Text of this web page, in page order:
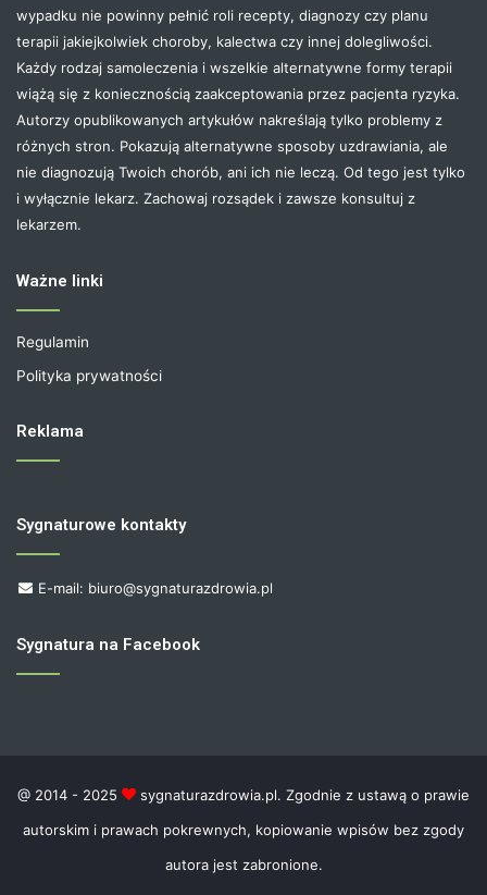
wypadku nie powinny pełnić roli recepty, diagnozy czy planu
terapii jakiejkolwiek choroby, kalectwa czy innej dolegliwości.
Każdy rodzaj samoleczenia i wszelkie alternatywne formy terapii
wiążą się z koniecznością zaakceptowania przez pacjenta ryzyka.
Autorzy opublikowanych artykułów nakreślają tylko problemy z
różnych stron. Pokazują alternatywne sposoby uzdrawiania, ale
nie diagnozują Twoich chorób, ani ich nie leczą. Od tego jest tylko
i wyłącznie lekarz. Zachowaj rozsądek i zawsze konsultuj z
lekarzem.
Ważne linki
Regulamin
Polityka prywatności
Reklama
Sygnaturowe kontakty
E-mail: biuro@sygnaturazdrowia.pl
Sygnatura na Facebook
@ 2014 - 2025
sygnaturazdrowia.pl. Zgodnie z ustawą o prawie
autorskim i prawach pokrewnych, kopiowanie wpisów bez zgody
autora jest zabronione.